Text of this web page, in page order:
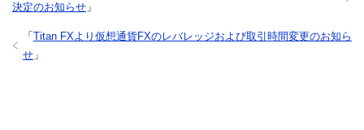
決定のお知らせ 」
「 Titan FXより仮想通貨FXのレバレッジおよび取引時間変更のお知ら
せ 」